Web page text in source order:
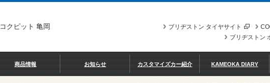
コクピット 亀岡
ブリヂストン タイヤサイト
ブリヂストン
商品情報 お知らせ カスタマイズカー紹介 KAMEOKA DIARY